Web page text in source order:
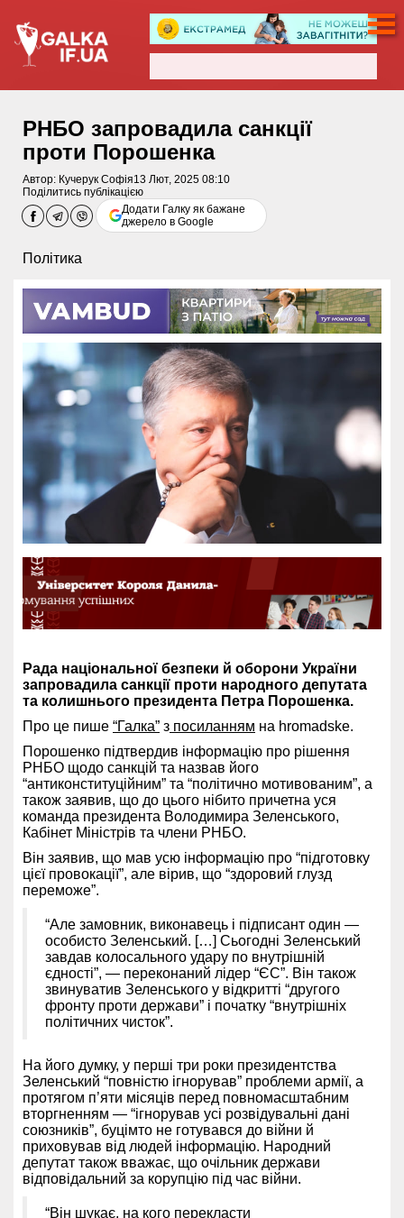
РНБО запровадила санкції
проти Порошенка
Автор: Кучерук Софія13 Лют, 2025 08:10
Поділитись публікацією
Додати Галку як бажане
джерело в Google
Політика
Рада національної безпеки й оборони України
запровадила санкції проти народного депутата
та колишнього президента Петра Порошенка.
Про це пише “Галка” з посиланням на hromadske.
Порошенко підтвердив інформацію про рішення
РНБО щодо санкцій та назвав його
“антиконституційним” та “політично мотивованим”, а
також заявив, що до цього нібито причетна уся
команда президента Володимира Зеленського,
Кабінет Міністрів та члени РНБО.
Він заявив, що мав усю інформацію про “підготовку
цієї провокації”, але вірив, що “здоровий глузд
переможе”.
“Але замовник, виконавець і підписант один —
особисто Зеленський. […] Сьогодні Зеленський
завдав колосального удару по внутрішній
єдності”, — переконаний лідер “ЄС”. Він також
звинуватив Зеленського у відкритті “другого
фронту проти держави” і початку “внутрішніх
політичних чисток”.
На його думку, у перші три роки президентства
Зеленський “повністю ігнорував” проблеми армії, а
протягом п’яти місяців перед повномасштабним
вторгненням — “ігнорував усі розвідувальні дані
союзників”, буцімто не готувався до війни й
приховував від людей інформацію. Народний
депутат також вважає, що очільник держави
відповідальний за корупцію під час війни.
“Він шукає, на кого перекласти